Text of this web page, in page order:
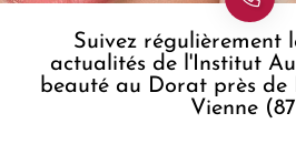
Suivez régulièrement
actualités de l'Institut
beauté au Dorat près de
Vienne